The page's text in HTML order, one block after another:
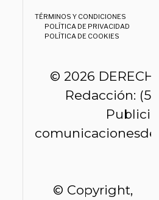
TÉRMINOS Y CONDICIONES
POLÍTICA DE PRIVACIDAD
POLÍTICA DE COOKIES
© 2026
Redacción:
© Copyright,